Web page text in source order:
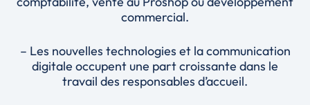
commercial.
– Les nouvelles technologies et la communication
digitale occupent une part croissante dans le
travail des responsables d’accueil.